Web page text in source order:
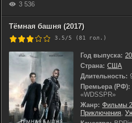
3 536
Тёмная башня (2017)
3.5/5 (81 гол.)
Год выпуска:
Страна: США
Длительность:
Премьера (РФ):
«WDSSPR»
Жанр: Фильмы
Приключения,